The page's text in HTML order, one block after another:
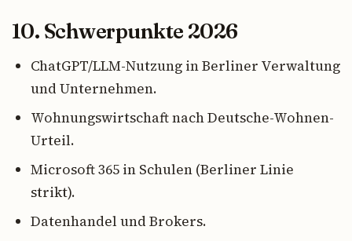
10. Schwerpunkte 2026
ChatGPT/LLM-Nutzung in Berliner Verwaltung
und Unternehmen.
Wohnungswirtschaft nach Deutsche-Wohnen-
Urteil.
Microsoft 365 in Schulen (Berliner Linie
strikt).
Datenhandel und Brokers.